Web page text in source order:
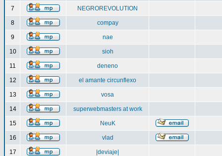
7 NEGROREVOLUTION
8 compay
9 nae
10 sioh
11 deneno
12 el amante circunflexo
13 vosa
14 superwebmasters at work
15 NeuK
16 vlad
17 |deviaje|